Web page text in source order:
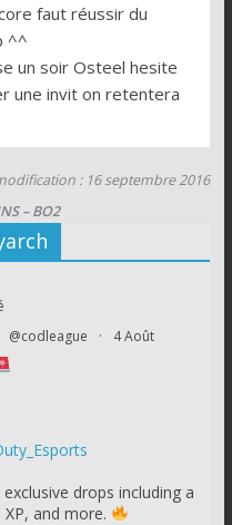
faut réussir du
^^
un soir Osteel hesite
une invit on retentera
: 16 septembre 2016
– BO2
@codleague · 4 Août
drops including a
and more.